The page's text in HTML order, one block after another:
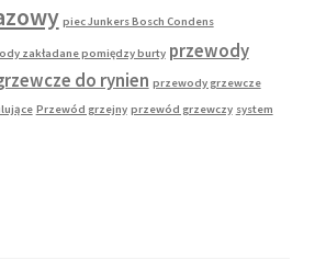
piec Junkers Bosch Condens
zakładane pomiędzy burty przewody
do rynien przewody grzewcze
Przewód grzejny przewód grzewczy system